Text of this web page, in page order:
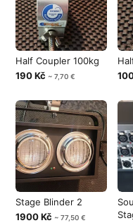
Half Coupler 100kg
190 Kč ~ 7,70 €
Stage Blinder 2
1900 Kč ~ 77,50 €